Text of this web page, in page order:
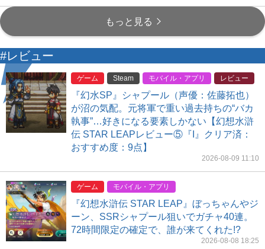
もっと見る
#レビュー
ゲーム Steam モバイル・アプリ レビュー
『幻水SP』シャプール（声優：佐藤拓也）
が沼の気配。元将軍で重い過去持ちの“バカ
執事”…好きになる要素しかない【幻想水滸
伝 STAR LEAPレビュー⑤『I』クリア済：
おすすめ度：9点】
2026-08-09 11:10
ゲーム モバイル・アプリ
『幻想水滸伝 STAR LEAP』ぼっちゃんやジ
ーン、SSRシャプール狙いでガチャ40連。
72時間限定の確定で、誰が来てくれた!?
2026-08-08 18:25